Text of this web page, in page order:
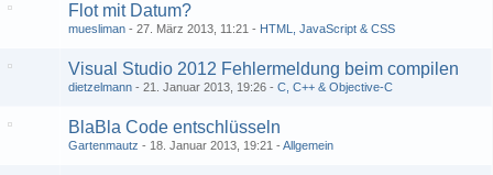
Flot mit Datum?
muesliman 27. März 2013, 11:21 HTML, JavaScript & CSS
Visual Studio 2012 Fehlermeldung beim compilen
dietzelmann 21. Januar 2013, 19:26 C, C++ & Objective-C
BlaBla Code entschlüsseln
Gartenmautz 18. Januar 2013, 19:21 Allgemein